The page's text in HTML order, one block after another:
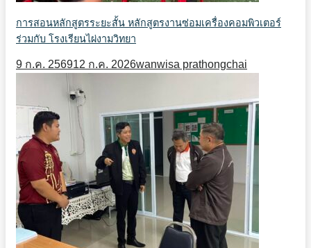
การสอนหลักสูตรระยะสั้น หลักสูตรงานซ่อมเครื่องคอมพิวเตอร์
ร่วมกับ โรงเรียนไผ่งามวิทยา
9 ก.ค. 256912 ก.ค. 2026wanwisa prathongchai